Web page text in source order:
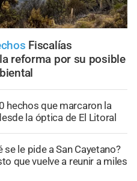
Fiscalías
reforma por su posible
hechos que marcaron la
la óptica de El Litoral
se le pide a San Cayetano?
que vuelve a reunir a miles